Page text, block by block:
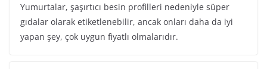
Yumurtalar, şaşırtıcı besin profilleri nedeniyle süper
gıdalar olarak etiketlenebilir, ancak onları daha da iyi
yapan şey, çok uygun fiyatlı olmalarıdır.